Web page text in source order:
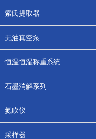
索氏提取器
无油真空泵
恒温恒湿称重系统
石墨消解系列
氮吹仪
采样器